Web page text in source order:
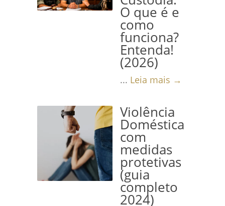
O que é e
como
funciona?
Entenda!
(2026)
... Leia mais →
Violência
Doméstica
com
medidas
protetivas
(guia
completo
2024)